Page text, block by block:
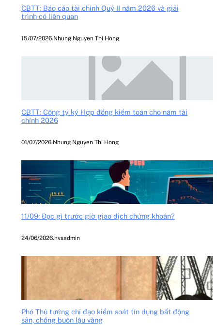
CBTT: Báo cáo tài chính Quý II năm 2026 và giải
trình có liên quan
15/07/2026.Nhung Nguyen Thi Hong
CBTT: Công ty ký Hợp đồng kiểm toán cho năm tài
chính 2026
01/07/2026.Nhung Nguyen Thi Hong
11/09: Đọc gì trước giờ giao dịch chứng khoán?
24/06/2026. hvsadmin
Phó Thủ tướng chỉ đạo kiểm soát tín dụng bất động
sản, chống buôn lậu vàng